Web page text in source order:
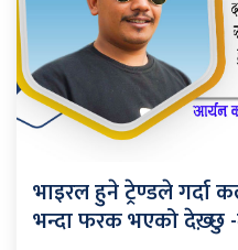
भाइरल हुने ट्रेण्डले गर्दा
भन्दा फरक भएको देख़्छु -